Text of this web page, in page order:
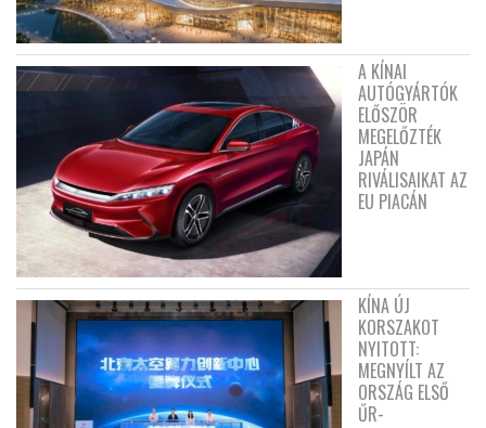
A KÍNAI
AUTÓGYÁRTÓK
ELŐSZÖR
MEGELŐZTÉK
JAPÁN
RIVÁLISAIKAT AZ
EU PIACÁN
KÍNA ÚJ
KORSZAKOT
NYITOTT:
MEGNYÍLT AZ
ORSZÁG ELSŐ
ŰR-